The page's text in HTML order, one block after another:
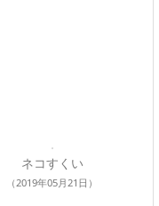
ネコすくい
（2019年05月21日）